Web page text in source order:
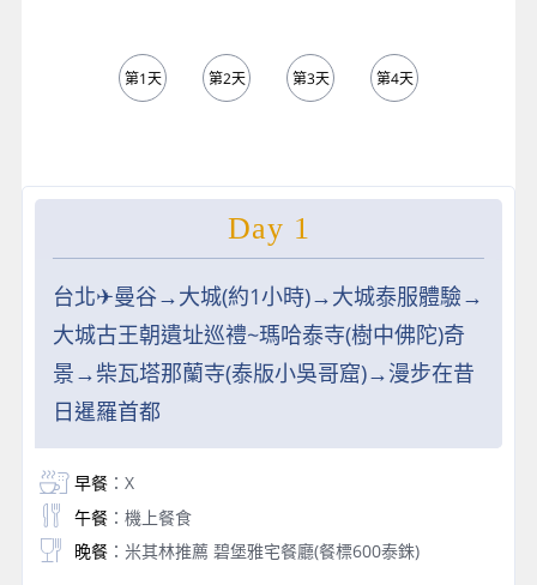
第1天 第2天 第3天 第4天
Day 1
台北✈曼谷→大城(約1小時)→大城泰服體驗→
大城古王朝遺址巡禮~瑪哈泰寺(樹中佛陀)奇
景→柴瓦塔那蘭寺(泰版小吳哥窟)→漫步在昔
日暹羅首都
早餐：X
午餐：機上餐食
晚餐：米其林推薦 碧堡雅宅餐廳(餐標600泰銖)